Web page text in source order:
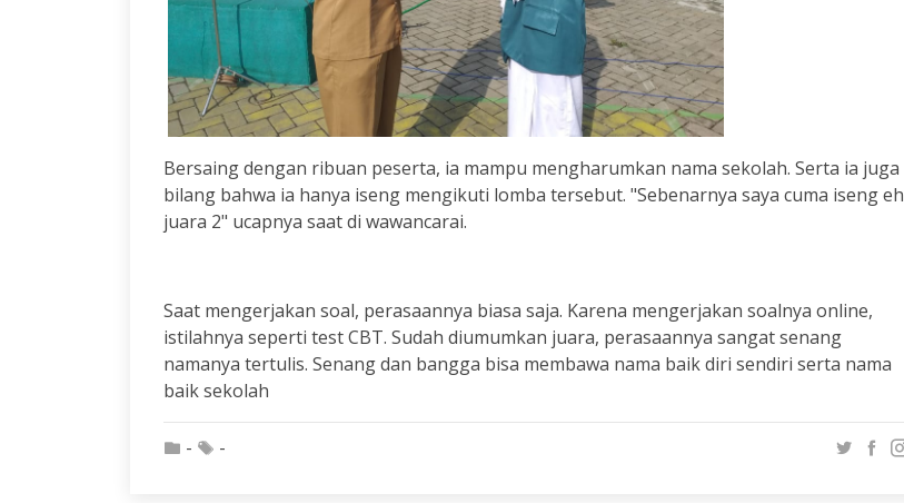
Bersaing dengan ribuan peserta, ia mampu mengharumkan nama sekolah. Serta ia juga
bilang bahwa ia hanya iseng mengikuti lomba tersebut. "Sebenarnya saya cuma iseng eh
juara 2" ucapnya saat di wawancarai.
Saat mengerjakan soal, perasaannya biasa saja. Karena mengerjakan soalnya online,
istilahnya seperti test CBT. Sudah diumumkan juara, perasaannya sangat senang
namanya tertulis. Senang dan bangga bisa membawa nama baik diri sendiri serta nama
baik sekolah
- -